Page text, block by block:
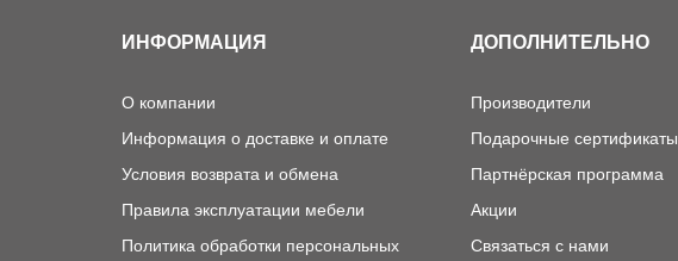
ИНФОРМАЦИЯ
О компании
Информация о доставке и оплате
Условия возврата и обмена
Правила эксплуатации мебели
Политика обработки персональных
ДОПОЛНИТЕЛЬНО
Производители
Подарочные сертификаты
Партнёрская программа
Акции
Связаться с нами